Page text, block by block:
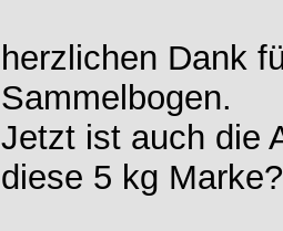
herzlichen Dank
Sammelbogen.
Jetzt ist auch die
diese 5 kg Marke?